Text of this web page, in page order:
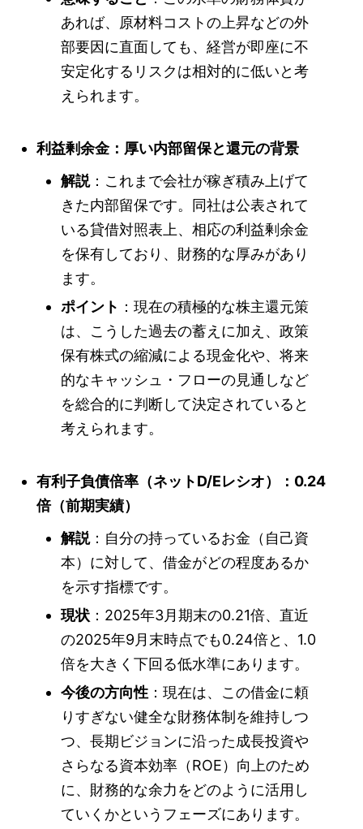
あれば、原材料コストの上昇などの外
部要因に直面しても、経営が即座に不
安定化するリスクは相対的に低いと考
えられます。
利益剰余金：厚い内部留保と還元の背景
解説：これまで会社が稼ぎ積み上げて
きた内部留保です。同社は公表されて
いる貸借対照表上、相応の利益剰余金
を保有しており、財務的な厚みがあり
ます。
ポイント ：現在の積極的な株主還元策
は、こうした過去の蓄えに加え、政策
保有株式の縮減による現金化や、将来
的なキャッシュ・フローの見通しなど
を総合的に判断して決定されていると
考えられます。
有利子負債倍率（ネットD/Eレシオ）：0.24
倍（前期実績）
解説：自分の持っているお金（自己資
本）に対して、借金がどの程度あるか
を示す指標です。
現状 ：2025年3月期末の0.21倍、直近
の2025年9月末時点でも0.24倍と、1.0
倍を大きく下回る低水準にあります。
今後の方向性 ：現在は、この借金に頼
りすぎない健全な財務体制を維持しつ
つ、長期ビジョンに沿った成長投資や
さらなる資本効率（ROE）向上のため
に、財務的な余力をどのように活用し
ていくかというフェーズにあります。